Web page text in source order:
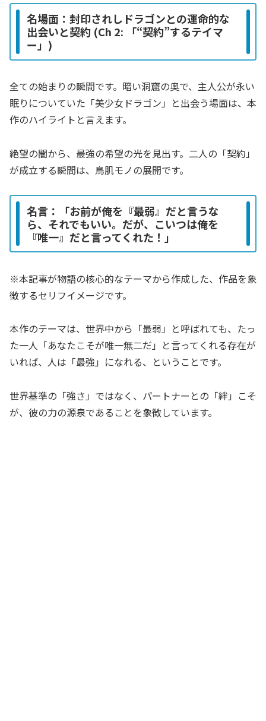
名場面：封印されしドラゴンとの運命的な
出会いと契約 (Ch 2: 「“契約”するテイマ
ー」)
全ての始まりの瞬間です。暗い洞窟の奥で、主人公が永い
眠りについていた「美少女ドラゴン」と出会う場面は、本
作のハイライトと言えます。
絶望の闇から、最強の希望の光を見出す。二人の「契約」
が成立する瞬間は、鳥肌モノの展開です。
名言：「お前が俺を『最弱』だと言うな
ら、それでもいい。だが、こいつは俺を
『唯一』だと言ってくれた！」
※本記事が物語の核心的なテーマから作成した、作品を象
徴するセリフイメージです。
本作のテーマは、世界中から「最弱」と呼ばれても、たっ
た一人「あなたこそが唯一無二だ」と言ってくれる存在が
いれば、人は「最強」になれる、ということです。
世界基準の「強さ」ではなく、パートナーとの「絆」こそ
が、彼の力の源泉であることを象徴しています。